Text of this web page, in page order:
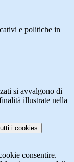
e politiche in
si avvalgono di
illustrate nella
i cookies
consentire.